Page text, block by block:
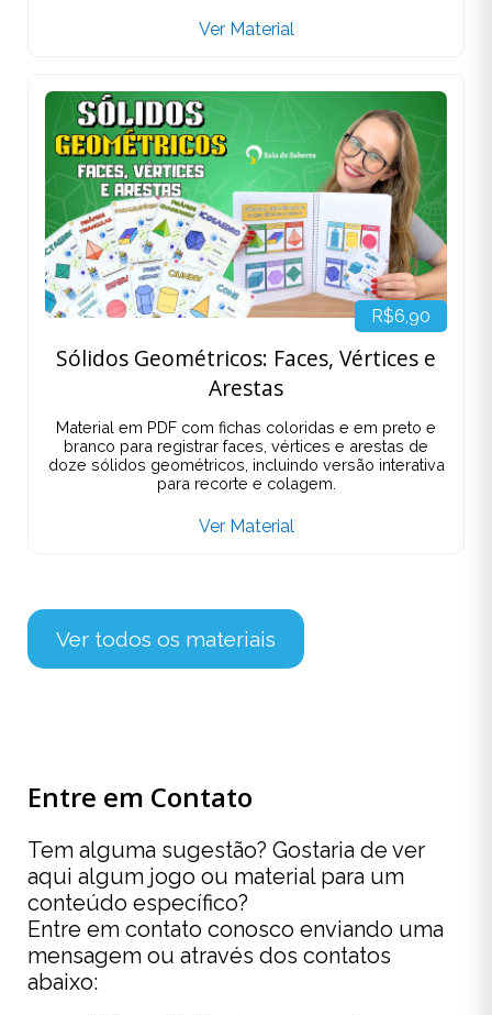
Ver Material
R$6,90
Sólidos Geométricos: Faces, Vértices e
Arestas
Material em PDF com fichas coloridas e em preto e
branco para registrar faces, vértices e arestas de
doze sólidos geométricos, incluindo versão interativa
para recorte e colagem.
Ver Material
Ver todos os materiais
Entre em Contato
Tem alguma sugestão? Gostaria de ver
aqui algum jogo ou material para um
conteúdo específico?
Entre em contato conosco enviando uma
mensagem ou através dos contatos
abaixo: